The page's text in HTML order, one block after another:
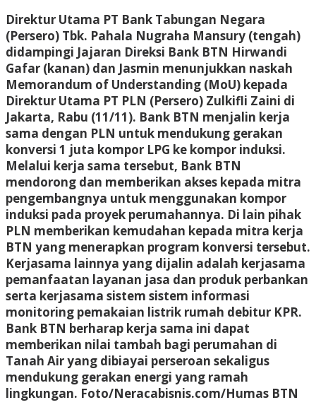
Direktur Utama PT Bank Tabungan Negara
(Persero) Tbk. Pahala Nugraha Mansury (tengah)
didampingi Jajaran Direksi Bank BTN Hirwandi
Gafar (kanan) dan Jasmin menunjukkan naskah
Memorandum of Understanding (MoU) kepada
Direktur Utama PT PLN (Persero) Zulkifli Zaini di
Jakarta, Rabu (11/11). Bank BTN menjalin kerja
sama dengan PLN untuk mendukung gerakan
konversi 1 juta kompor LPG ke kompor induksi.
Melalui kerja sama tersebut, Bank BTN
mendorong dan memberikan akses kepada mitra
pengembangnya untuk menggunakan kompor
induksi pada proyek perumahannya. Di lain pihak
PLN memberikan kemudahan kepada mitra kerja
BTN yang menerapkan program konversi tersebut.
Kerjasama lainnya yang dijalin adalah kerjasama
pemanfaatan layanan jasa dan produk perbankan
serta kerjasama sistem sistem informasi
monitoring pemakaian listrik rumah debitur KPR.
Bank BTN berharap kerja sama ini dapat
memberikan nilai tambah bagi perumahan di
Tanah Air yang dibiayai perseroan sekaligus
mendukung gerakan energi yang ramah
lingkungan. Foto/Neracabisnis.com/Humas BTN